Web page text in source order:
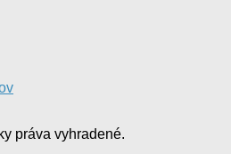
práva vyhradené.